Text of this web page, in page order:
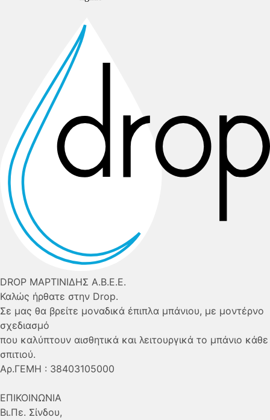
DROP ΜΑΡΤΙΝΙΔΗΣ Α.Β.Ε.Ε.
Καλώς ήρθατε στην Drop.
Σε μας θα βρείτε μοναδικά έπιπλα μπάνιου, με μοντέρνο
σχεδιασμό
που καλύπτουν αισθητικά και λειτουργικά το μπάνιο κάθε
σπιτιού.
Αρ.ΓΕΜΗ : 38403105000
ΕΠΙΚΟΙΝΩΝΙΑ
Βι.Πε. Σίνδου,